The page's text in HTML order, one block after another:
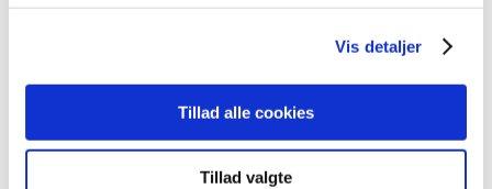
Vis detaljer
Tillad alle cookies
Tillad valgte